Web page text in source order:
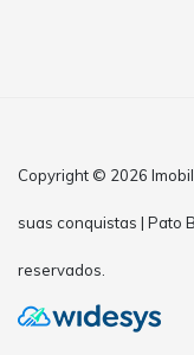
Copyright © 2026
suas conquistas | Pato
reservados.